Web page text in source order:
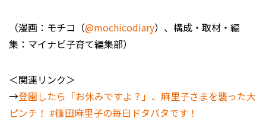
（漫画：モチコ（@mochicodiary）、構成・取材・編
集：マイナビ子育て編集部）
＜関連リンク＞
→登園したら「お休みですよ？」、麻里子さまを襲った大
ピンチ！ #篠田麻里子の毎日ドタバタです！